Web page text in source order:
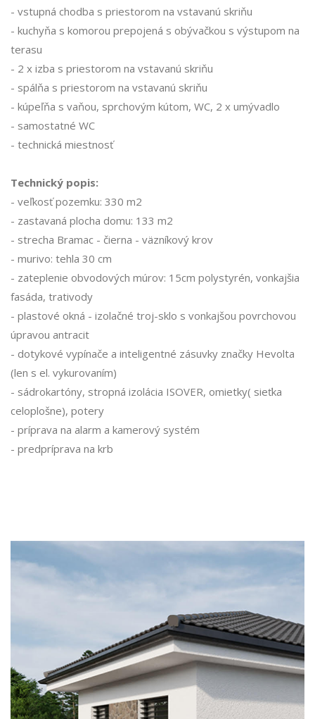
- vstupná chodba s priestorom na vstavanú skriňu
- kuchyňa s komorou prepojená s obývačkou s výstupom na
terasu
- 2 x izba s priestorom na vstavanú skriňu
- spálňa s priestorom na vstavanú skriňu
- kúpeľňa s vaňou, sprchovým kútom, WC, 2 x umývadlo
- samostatné WC
- technická miestnosť
Technický popis:
- veľkosť pozemku: 330 m2
- zastavaná plocha domu: 133 m2
- strecha Bramac - čierna - väzníkový krov
- murivo: tehla 30 cm
- zateplenie obvodových múrov: 15cm polystyrén, vonkajšia
fasáda, trativody
- plastové okná - izolačné troj-sklo s vonkajšou povrchovou
úpravou antracit
- dotykové vypínače a inteligentné zásuvky značky Hevolta
(len s el. vykurovaním)
- sádrokartóny, stropná izolácia ISOVER, omietky( sieťka
celoplošne), potery
- príprava na alarm a kamerový systém
- predpríprava na krb